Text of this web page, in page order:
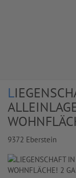
LIEGENSCHAFT IN ABSOLUTER
9372 Eberstein